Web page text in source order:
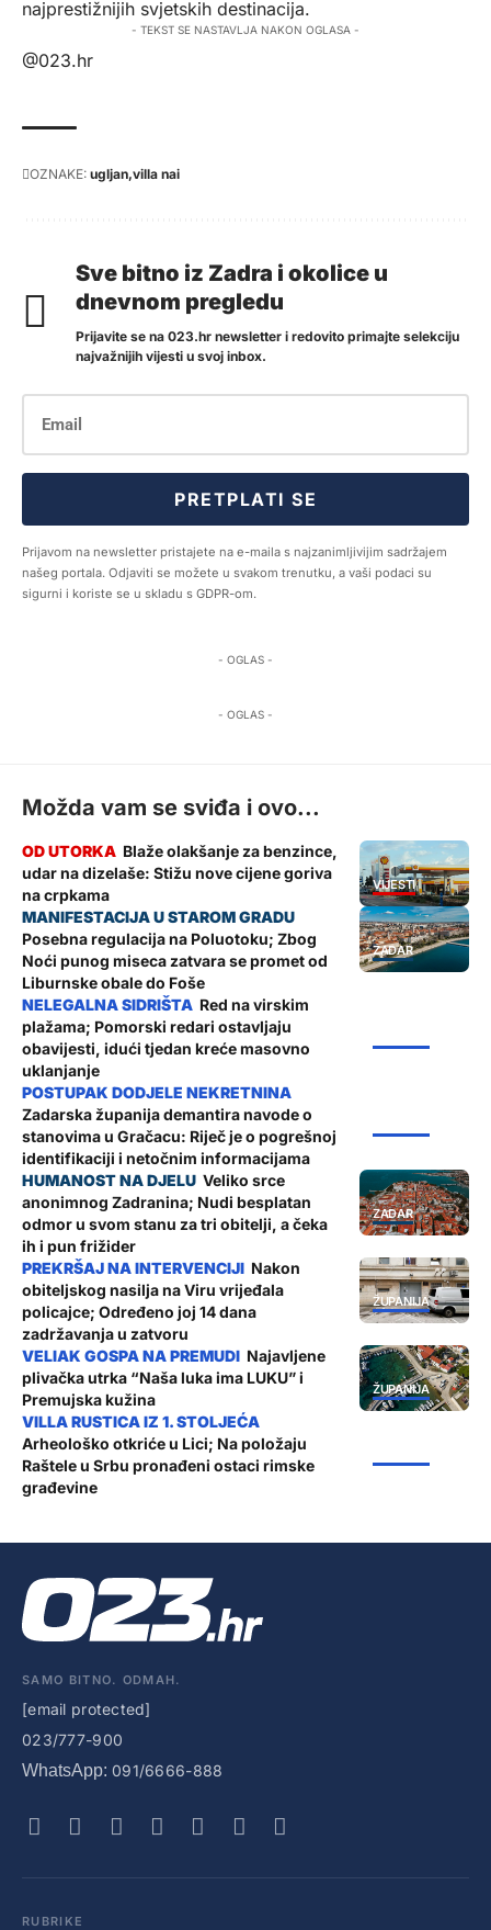
najprestižnijih svjetskih destinacija.
- TEKST SE NASTAVLJA NAKON OGLASA -
@023.hr
OZNAKE: ugljan villa nai
Sve bitno iz Zadra i okolice u
dnevnom pregledu
Prijavite se na 023.hr newsletter i redovito primajte selekciju
najvažnijih vijesti u svoj inbox.
PRETPLATI SE
Prijavom na newsletter pristajete na e-maila s najzanimljivijim sadržajem
našeg portala. Odjaviti se možete u svakom trenutku, a vaši podaci su
sigurni i koriste se u skladu s GDPR-om.
- OGLAS -
- OGLAS -
Možda vam se sviđa i ovo...
VIJESTI
Blaže olakšanje za benzince,
udar na dizelaše: Stižu nove cijene goriva
na crpkama
ZADAR
Posebna regulacija na Poluotoku; Zbog
Noći punog miseca zatvara se promet od
Liburnske obale do Foše
Red na virskim
plažama; Pomorski redari ostavljaju
obavijesti, idući tjedan kreće masovno
uklanjanje
Zadarska županija demantira navode o
stanovima u Gračacu: Riječ je o pogrešnoj
identifikaciji i netočnim informacijama
ZADAR
Veliko srce
anonimnog Zadranina; Nudi besplatan
odmor u svom stanu za tri obitelji, a čeka
ih i pun frižider
ŽUPANIJA
Nakon
obiteljskog nasilja na Viru vrijeđala
policajce; Određeno joj 14 dana
zadržavanja u zatvoru
ŽUPANIJA
Najavljene
plivačka utrka “Naša luka ima LUKU” i
Premujska kužina
Arheološko otkriće u Lici; Na položaju
Raštele u Srbu pronađeni ostaci rimske
građevine
SAMO BITNO. ODMAH.
[email protected]
023/777-900
WhatsApp: 091/6666-888
RUBRIKE